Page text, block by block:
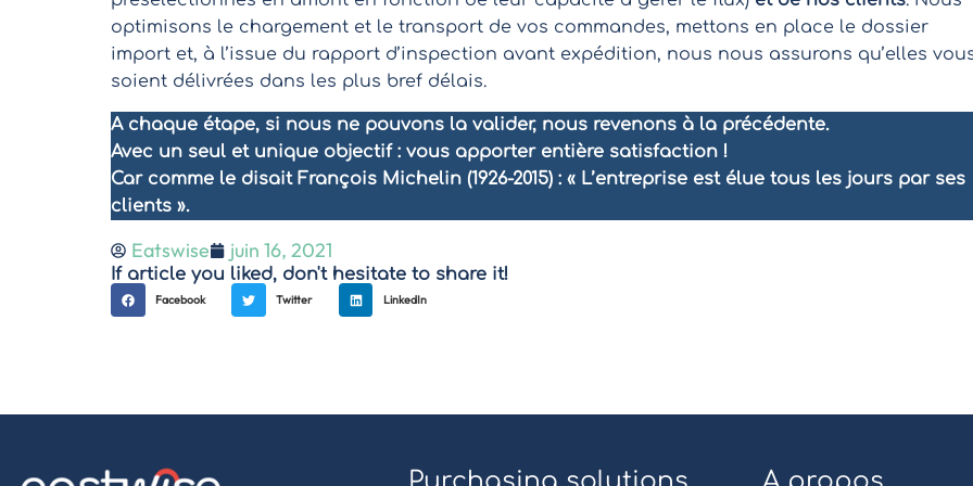
optimisons le chargement et le transport de vos commandes, mettons en place le dossier
import et, à l’issue du rapport d’inspection avant expédition, nous nous assurons qu’elles
soient délivrées dans les plus bref délais.
A chaque étape, si nous ne pouvons la valider, nous revenons à la précédente.
Avec un seul et unique objectif : vous apporter entière satisfaction !
Car comme le disait François Michelin (1926-2015) : « L’entreprise est élue tous les jours par ses
clients ».
Eatswise juin 16, 2021
If article you liked, don't hesitate to share it!
Facebook Twitter LinkedIn